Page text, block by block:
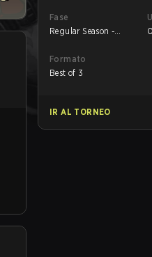
Fase
Regular Season -
Formato
Best of 3
IR AL TORNEO